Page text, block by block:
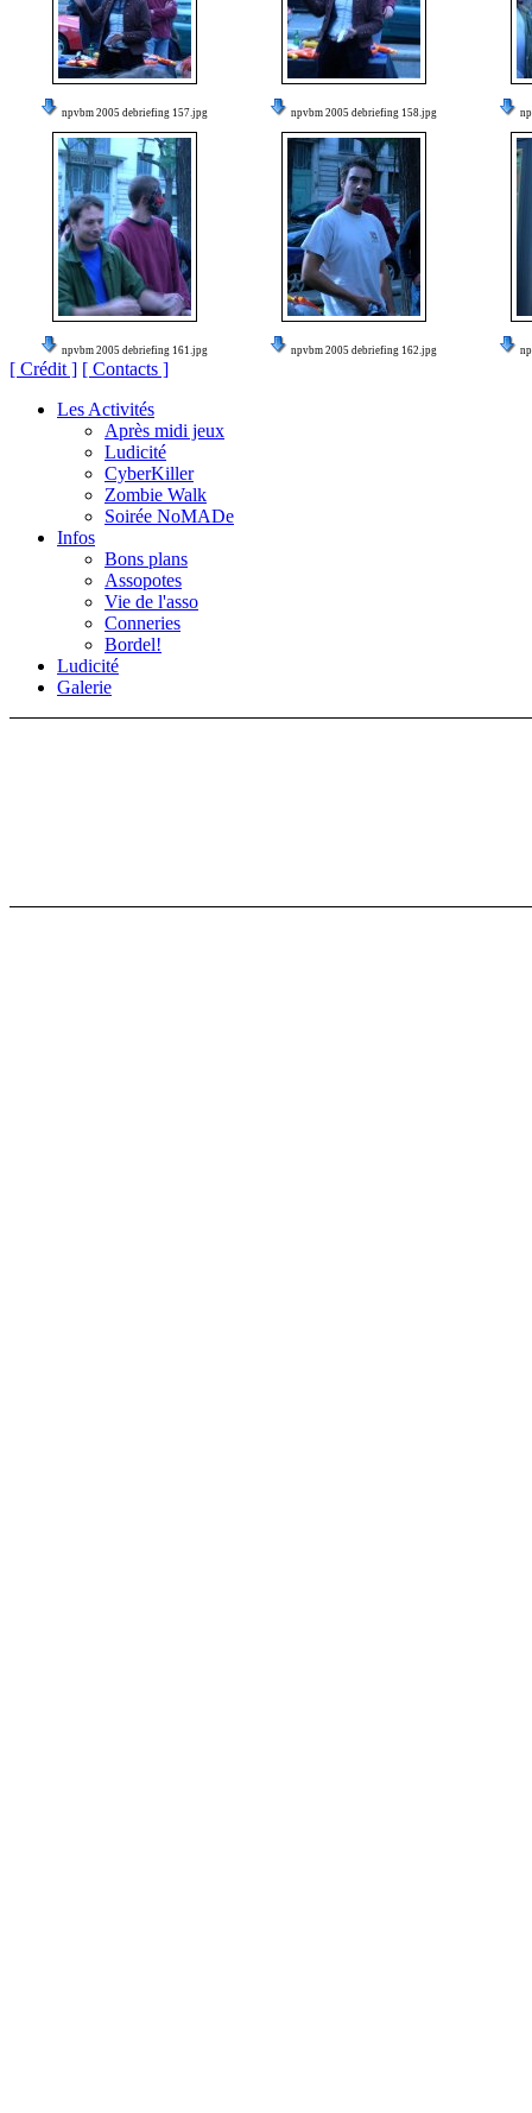
npvbm 2005 debriefing 157.jpg npvbm 2005 debriefing 158.jpg
npvbm 2005 debriefing 161.jpg npvbm 2005 debriefing 162.jpg
[ Crédit ] [ Contacts ]
Les Activités
Après midi jeux
Ludicité
CyberKiller
Zombie Walk
Soirée NoMADe
Infos
Bons plans
Assopotes
Vie de l'asso
Conneries
Bordel!
Ludicité
Galerie